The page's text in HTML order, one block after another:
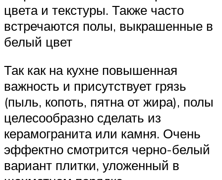
цвета и текстуры. Также часто
встречаются полы, выкрашенные в
белый цвет
Так как на кухне повышенная
важность и присутствует грязь
(пыль, копоть, пятна от жира), полы
целесообразно сделать из
керамогранита или камня. Очень
эффектно смотрится черно-белый
вариант плитки, уложенный в